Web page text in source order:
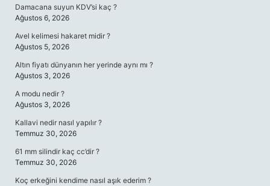
Damacana suyun KDV’si kaç ?
Ağustos 6, 2026
Avel kelimesi hakaret midir ?
Ağustos 5, 2026
Altın fiyatı dünyanın her yerinde aynı mı ?
Ağustos 3, 2026
A modu nedir ?
Ağustos 3, 2026
Kallavi nedir nasıl yapılır ?
Temmuz 30, 2026
61 mm silindir kaç cc’dir ?
Temmuz 30, 2026
Koç erkeğini kendime nasıl aşık ederim ?